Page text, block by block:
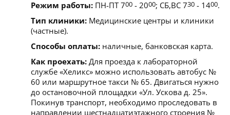
Режим работы: ПН-ПТ 700 - 2000; СБ,ВС 730 - 1400.
Тип клиники: Медицинские центры и клиники
(частные).
Способы оплаты: наличные, банковская карта.
Как проехать: Для проезда к лабораторной
службе «Хеликс» можно использовать автобус №
60 или маршрутное такси № 65. Двигаться нужно
до остановочной площадки «Ул. Ускова д. 25».
Покинув транспорт, необходимо проследовать в
направлении шестнадцатиэтажного строения №